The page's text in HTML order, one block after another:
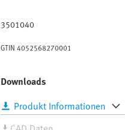
3501040
GTIN 4052568270001
Downloads
Produkt Informationen